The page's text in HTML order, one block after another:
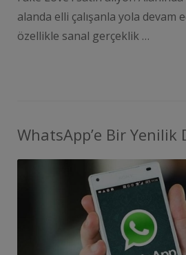
alanda elli çalışanla yola devam
özellikle sanal gerçeklik …
WhatsApp’e Bir Yenilik